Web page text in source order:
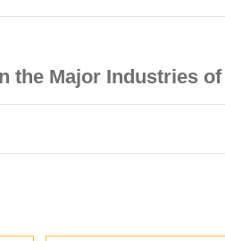
Major Industries